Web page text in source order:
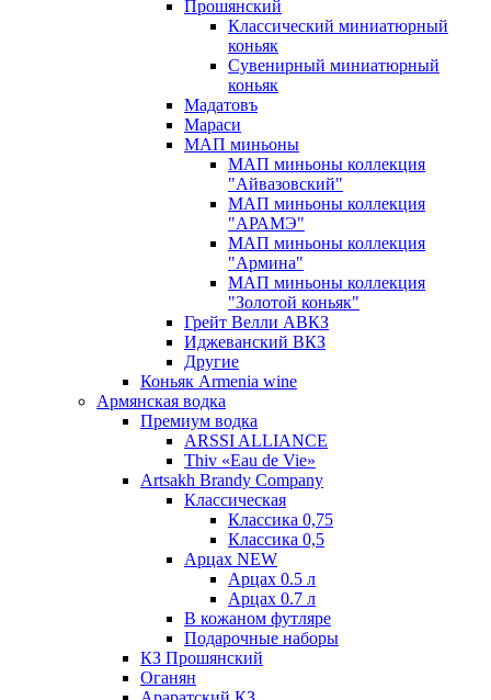
Прошянский
Классический миниатюрный
коньяк
Сувенирный миниатюрный
коньяк
Мадатовъ
Мараси
МАП миньоны
МАП миньоны коллекция
"Айвазовский"
МАП миньоны коллекция
"АРАМЭ"
МАП миньоны коллекция
"Армина"
МАП миньоны коллекция
"Золотой коньяк"
Грейт Велли АВКЗ
Иджеванский ВКЗ
Другие
Коньяк Armenia wine
Армянская водка
Премиум водка
ARSSI ALLIANCE
Thiv «Eau de Vie»
Artsakh Brandy Company
Классическая
Классика 0,75
Классика 0,5
Арцах NEW
Арцах 0.5 л
Арцах 0.7 л
В кожаном футляре
Подарочные наборы
КЗ Прошянский
Оганян